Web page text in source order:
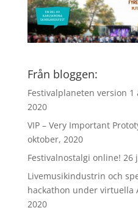
Från bloggen:
Festivalplaneten version 1
2020
VIP – Very Important
oktober, 2020
Festivalnostalgi online! 26
Livemusikindustrin och
hackathon under virtuella
2020